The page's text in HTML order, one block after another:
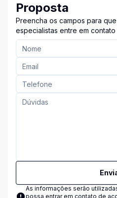
Proposta
Preencha os campos para
especialistas entre em contato
As informações serão
possa entrar em contato de